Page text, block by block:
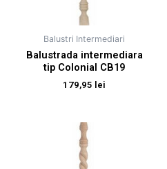
Balustri Intermediari
Balustrada intermediara
tip Colonial CB19
179,95 lei